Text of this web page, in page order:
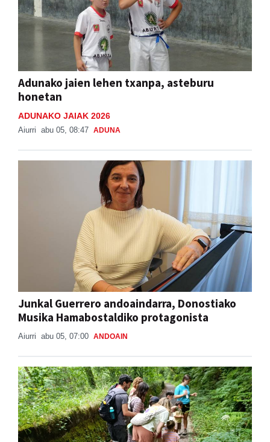
Adunako jaien lehen txanpa, asteburu
honetan
ADUNAKO JAIAK 2026
Aiurri abu 05, 08:47 ADUNA
Junkal Guerrero andoaindarra, Donostiako
Musika Hamabostaldiko protagonista
Aiurri abu 05, 07:00 ANDOAIN